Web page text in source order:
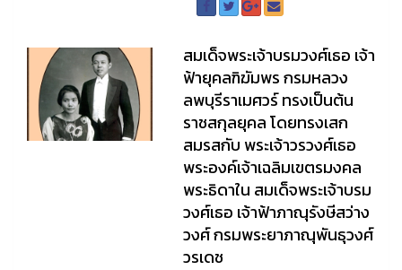
สมเด็จพระเจ้าบรมวงศ์เธอ เจ้า
ฟ้ายุคลฑิฆัมพร กรมหลวง
ลพบุรีราเมศวร์ ทรงเป็นต้น
ราชสกุลยุคล โดยทรงเสก
สมรสกับ พระเจ้าวรวงศ์เธอ
พระองค์เจ้าเฉลิมเขตรมงคล
พระธิดาใน สมเด็จพระเจ้าบรม
วงศ์เธอ เจ้าฟ้าภาณุรังษีสว่าง
วงศ์ กรมพระยาภาณุพันธุวงศ์
วรเดช